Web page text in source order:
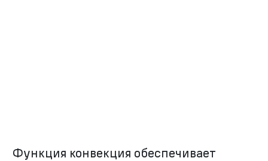
Функция конвекция обеспечивает